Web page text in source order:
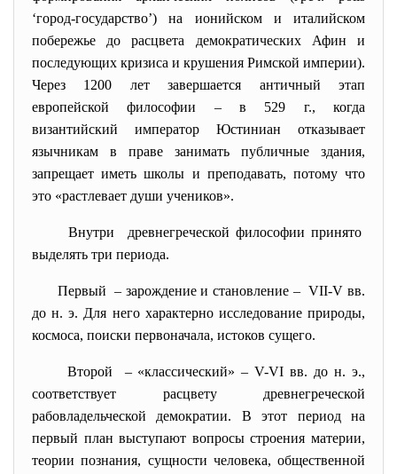
‘город-государство’) на ионийском и италийском
побережье до расцвета демократических Афин и
последующих кризиса и крушения Римской империи).
Через 1200 лет завершается античный этап
европейской философии – в 529 г., когда
византийский император Юстиниан отказывает
язычникам в праве занимать публичные здания,
запрещает иметь школы и преподавать, потому что
это «растлевает души учеников».
Внутри древнегреческой философиипринято
выделять три периода.
Первый – зарождение и становление – VII-V вв.
до н. э. Для него характерно исследование природы,
космоса, поиски первоначала, истоков сущего.
Второй – «классический» – V-VI вв. до н. э.,
соответствует расцвету древнегреческой
рабовладельческой демократии. В этот период на
первый план выступают вопросы строения материи,
теории познания, сущности человека, общественной